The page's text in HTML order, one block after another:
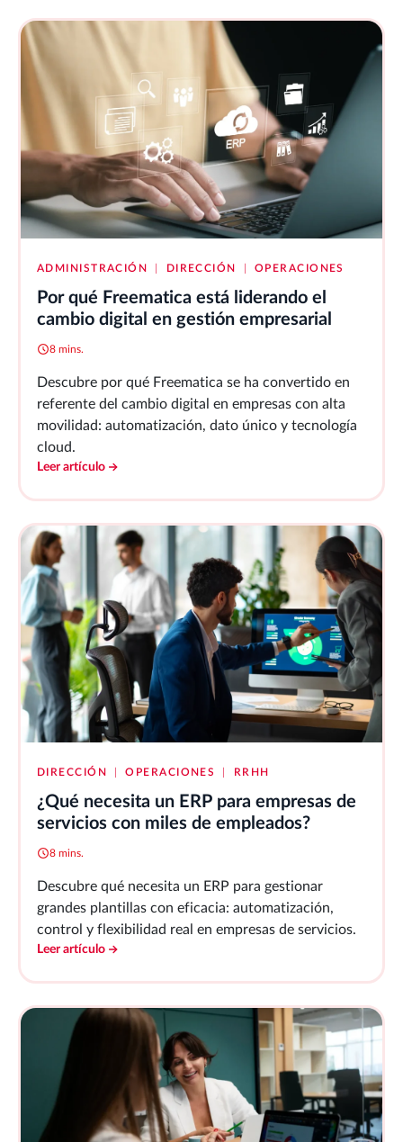
ADMINISTRACIÓN DIRECCIÓN OPERACIONES
Por qué Freematica está liderando el
cambio digital en gestión empresarial
8 mins.
Descubre por qué Freematica se ha convertido en
referente del cambio digital en empresas con alta
movilidad: automatización, dato único y tecnología
cloud.
Leer artículo
DIRECCIÓN OPERACIONES RRHH
¿Qué necesita un ERP para empresas de
servicios con miles de empleados?
8 mins.
Descubre qué necesita un ERP para gestionar
grandes plantillas con eficacia: automatización,
control y flexibilidad real en empresas de servicios.
Leer artículo